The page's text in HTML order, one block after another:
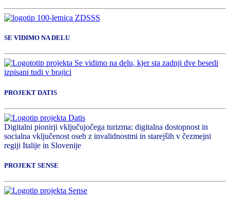
SE VIDIMO NA DELU
PROJEKT DATIS
Digitalni pionirji vključujočega turizma: digitalna dostopnost in
socialna vključenost oseb z invalidnostmi in starejših v čezmejni
regiji Italije in Slovenije
PROJEKT SENSE